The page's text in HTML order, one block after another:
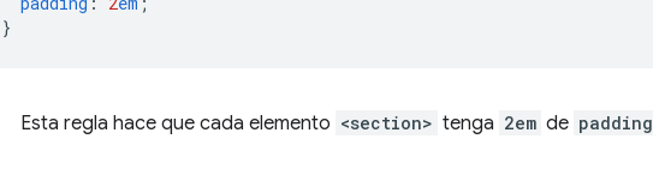
}
Esta regla hace que cada elemento <section> tenga 2em de padding